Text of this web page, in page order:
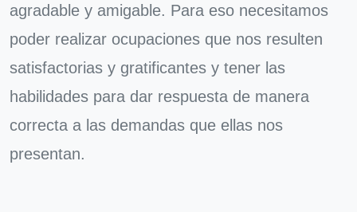
agradable y amigable. Para eso necesitamos
poder realizar ocupaciones que nos resulten
satisfactorias y gratificantes y tener las
habilidades para dar respuesta de manera
correcta a las demandas que ellas nos
presentan.